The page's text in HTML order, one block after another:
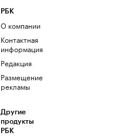
РБК
О компании
Контактная
информация
Редакция
Размещение
рекламы
Другие
продукты
РБК